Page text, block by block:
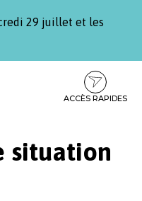
29 juillet et les
ACCÈS RAPIDES
situation